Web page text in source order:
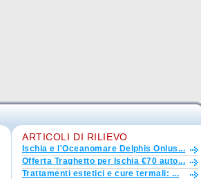
ARTICOLI DI RILIEVO
Ischia e l'Oceanomare Delphis Onlus...
Offerta Traghetto per Ischia €70 auto...
Trattamenti estetici e cure termali: ...